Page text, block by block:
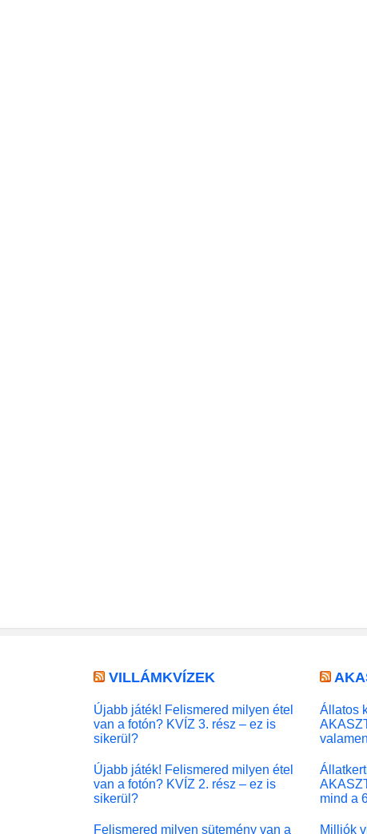
VILLÁMKVÍZEK
Újabb játék! Felismered milyen étel
van a fotón? KVÍZ 3. rész – ez is
sikerül?
Újabb játék! Felismered milyen étel
van a fotón? KVÍZ 2. rész – ez is
sikerül?
Felismered milyen sütemény van a
Állatos
mind a
Milliók